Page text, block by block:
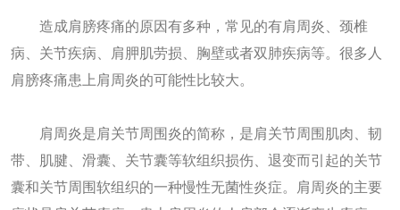
造成肩膀疼痛的原因有多种，常见的有肩周炎、颈椎
病、关节疾病、肩胛肌劳损、胸壁或者双肺疾病等。很多人
肩膀疼痛患上肩周炎的可能性比较大。
肩周炎是肩关节周围炎的简称，是肩关节周围肌肉、韧
带、肌腱、滑囊、关节囊等软组织损伤、退变而引起的关节
囊和关节周围软组织的一种慢性无菌性炎症。肩周炎的主要